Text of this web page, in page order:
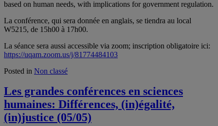
based on human needs, with implications for government regulation.
La conférence, qui sera donnée en anglais, se tiendra au local
W5215, de 15h00 à 17h00.
La séance sera aussi accessible via zoom; inscription obligatoire ici:
https://uqam.zoom.us/j/81774484103
Posted in Non classé
Les grandes conférences en sciences
humaines: Différences, (in)égalité,
(in)justice (05/05)